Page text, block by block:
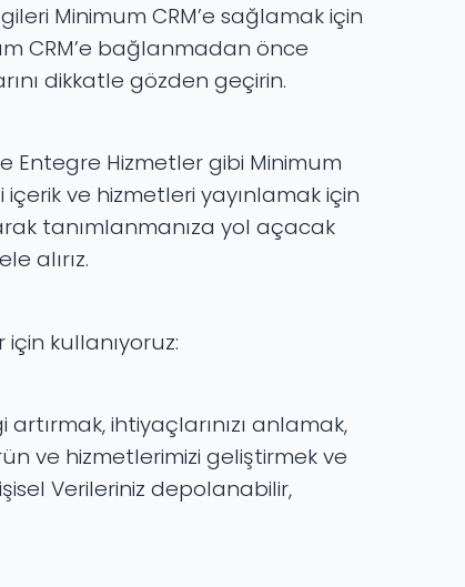
Minimum CRM’e sağlamak için
CRM’e bağlanmadan önce
dikkatle gözden geçirin.
Entegre Hizmetler gibi Minimum
içerik ve hizmetleri yayınlamak için
tanımlanmanıza yol açacak
alırız.
kullanıyoruz:
ihtiyaçlarınızı anlamak,
ve hizmetlerimizi geliştirmek ve
Verileriniz depolanabilir,